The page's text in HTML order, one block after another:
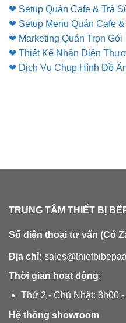
❤ Setup Quán Cafe & Trà
❤ Setup Menu Quán Cafe
❤ Marketing Quán Trọn Gói
❤ Thiết Kế Nhận Diện
❤ Dịch Vụ Chụp Hình Đồ
TRUNG TÂM THIẾT BỊ
Số điện thoại tư vấn (Có
Địa chỉ:
Thời gian hoạt động:
Thứ 2 - Chủ Nhật: 8h00
Hệ thống showroom